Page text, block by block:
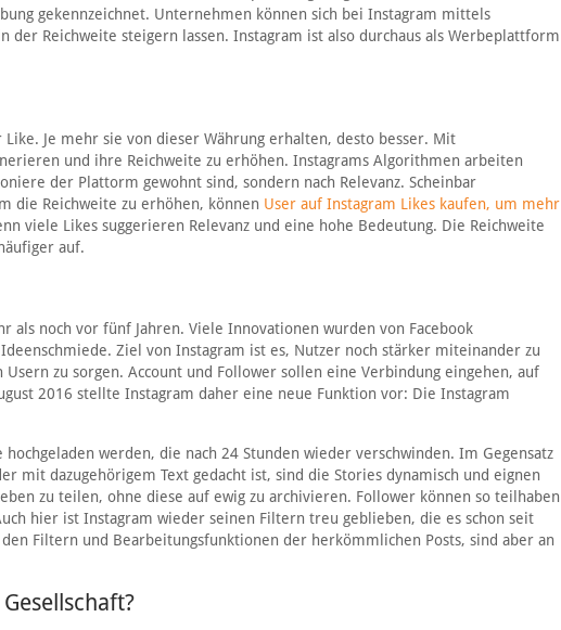
gekennzeichnet. Unternehmen können sich bei Instagram mittels
der Reichweite steigern lassen. Instagram ist also durchaus als Werbeplattform
Je mehr sie von dieser Währung erhalten, desto besser. Mit
und ihre Reichweite zu erhöhen. Instagrams Algorithmen arbeiten
der Plattorm gewohnt sind, sondern nach Relevanz. Scheinbar
die Reichweite zu erhöhen, können User auf Instagram Likes kaufen, um mehr
viele Likes suggerieren Relevanz und eine hohe Bedeutung. Die Reichweite
auf.
noch vor fünf Jahren. Viele Innovationen wurden von Facebook
Ziel von Instagram ist es, Nutzer noch stärker miteinander zu
zu sorgen. Account und Follower sollen eine Verbindung eingehen, auf
2016 stellte Instagram daher eine neue Funktion vor: Die Instagram
werden, die nach 24 Stunden wieder verschwinden. Im Gegensatz
mit dazugehörigem Text gedacht ist, sind die Stories dynamisch und eignen
zu teilen, ohne diese auf ewig zu archivieren. Follower können so teilhaben
hier ist Instagram wieder seinen Filtern treu geblieben, die es schon seit
Filtern und Bearbeitungsfunktionen der herkömmlichen Posts, sind aber an